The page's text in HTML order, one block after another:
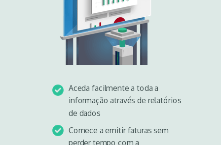
Comece a emitir faturas sem
perder tempo com a
Aceda facilmente a toda a
informação através de relatórios
de dados